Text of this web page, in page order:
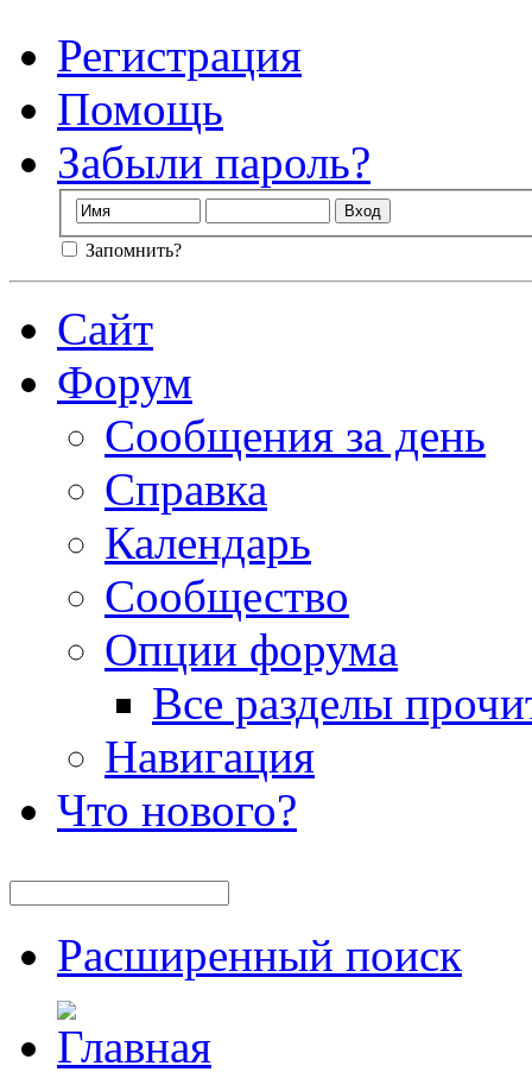
Регистрация
Помощь
Забыли пароль?
Запомнить?
Сайт
Форум
Сообщения за день
Справка
Календарь
Сообщество
Опции форума
Все разделы
Навигация
Что нового?
Расширенный поиск